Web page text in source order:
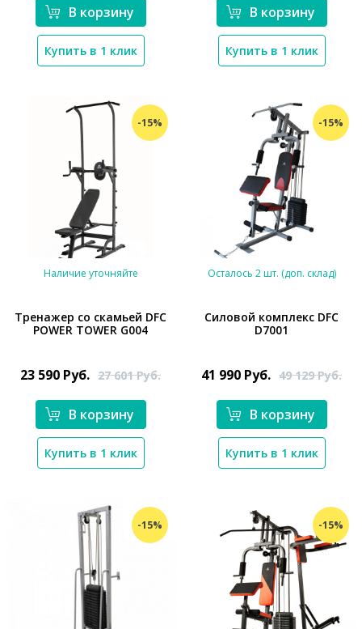
В корзину
Купить в 1 клик
В корзину
Купить в 1 клик
-15%
Наличие уточняйте
Тренажер со скамьей DFC
POWER TOWER G004
23 590 Руб. 27 601Руб.
В корзину
Купить в 1 клик
-15%
Осталось 2 шт. (доп. склад)
Силовой комплекс DFC
D7001
41 990 Руб. 49 129Руб.
В корзину
Купить в 1 клик
-15% -15%